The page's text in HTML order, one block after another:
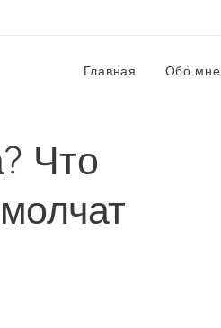
Главная Обо мне
Что